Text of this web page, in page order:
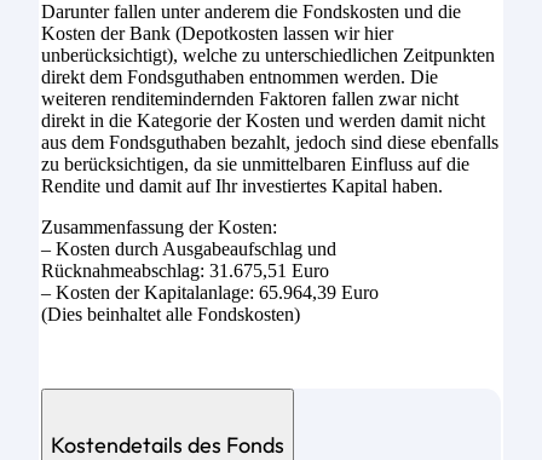
Darunter fallen unter anderem die Fondskosten und die
Kosten der Bank (Depotkosten lassen wir hier
unberücksichtigt), welche zu unterschiedlichen Zeitpunkten
direkt dem Fondsguthaben entnommen werden. Die
weiteren renditemindernden Faktoren fallen zwar nicht
direkt in die Kategorie der Kosten und werden damit nicht
aus dem Fondsguthaben bezahlt, jedoch sind diese ebenfalls
zu berücksichtigen, da sie unmittelbaren Einfluss auf die
Rendite und damit auf Ihr investiertes Kapital haben.
Zusammenfassung der Kosten:
– Kosten durch Ausgabeaufschlag und
Rücknahmeabschlag: 31.675,51 Euro
– Kosten der Kapitalanlage: 65.964,39 Euro
(Dies beinhaltet alle Fondskosten)
Kostendetails des Fonds